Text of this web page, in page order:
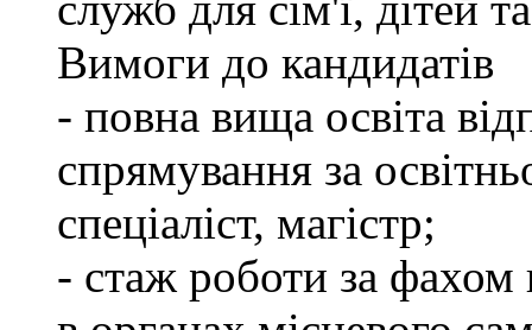
Вимоги до кандидатів
- повна вища освіта
спрямування за
спеціаліст, магістр;
- стаж роботи за фахом